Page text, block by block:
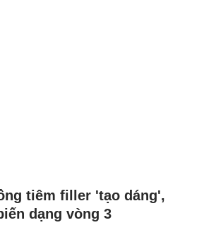
tiêm filler 'tạo dáng',
dạng vòng 3